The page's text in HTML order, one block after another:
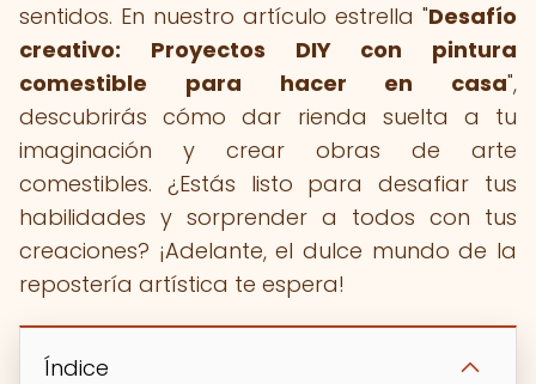
sentidos. En nuestro artículo estrella "Desafío
creativo: Proyectos DIY con pintura
comestible para hacer en casa",
descubrirás cómo dar rienda suelta a tu
imaginación y crear obras de arte
comestibles. ¿Estás listo para desafiar tus
habilidades y sorprender a todos con tus
creaciones? ¡Adelante, el dulce mundo de la
repostería artística te espera!
Índice